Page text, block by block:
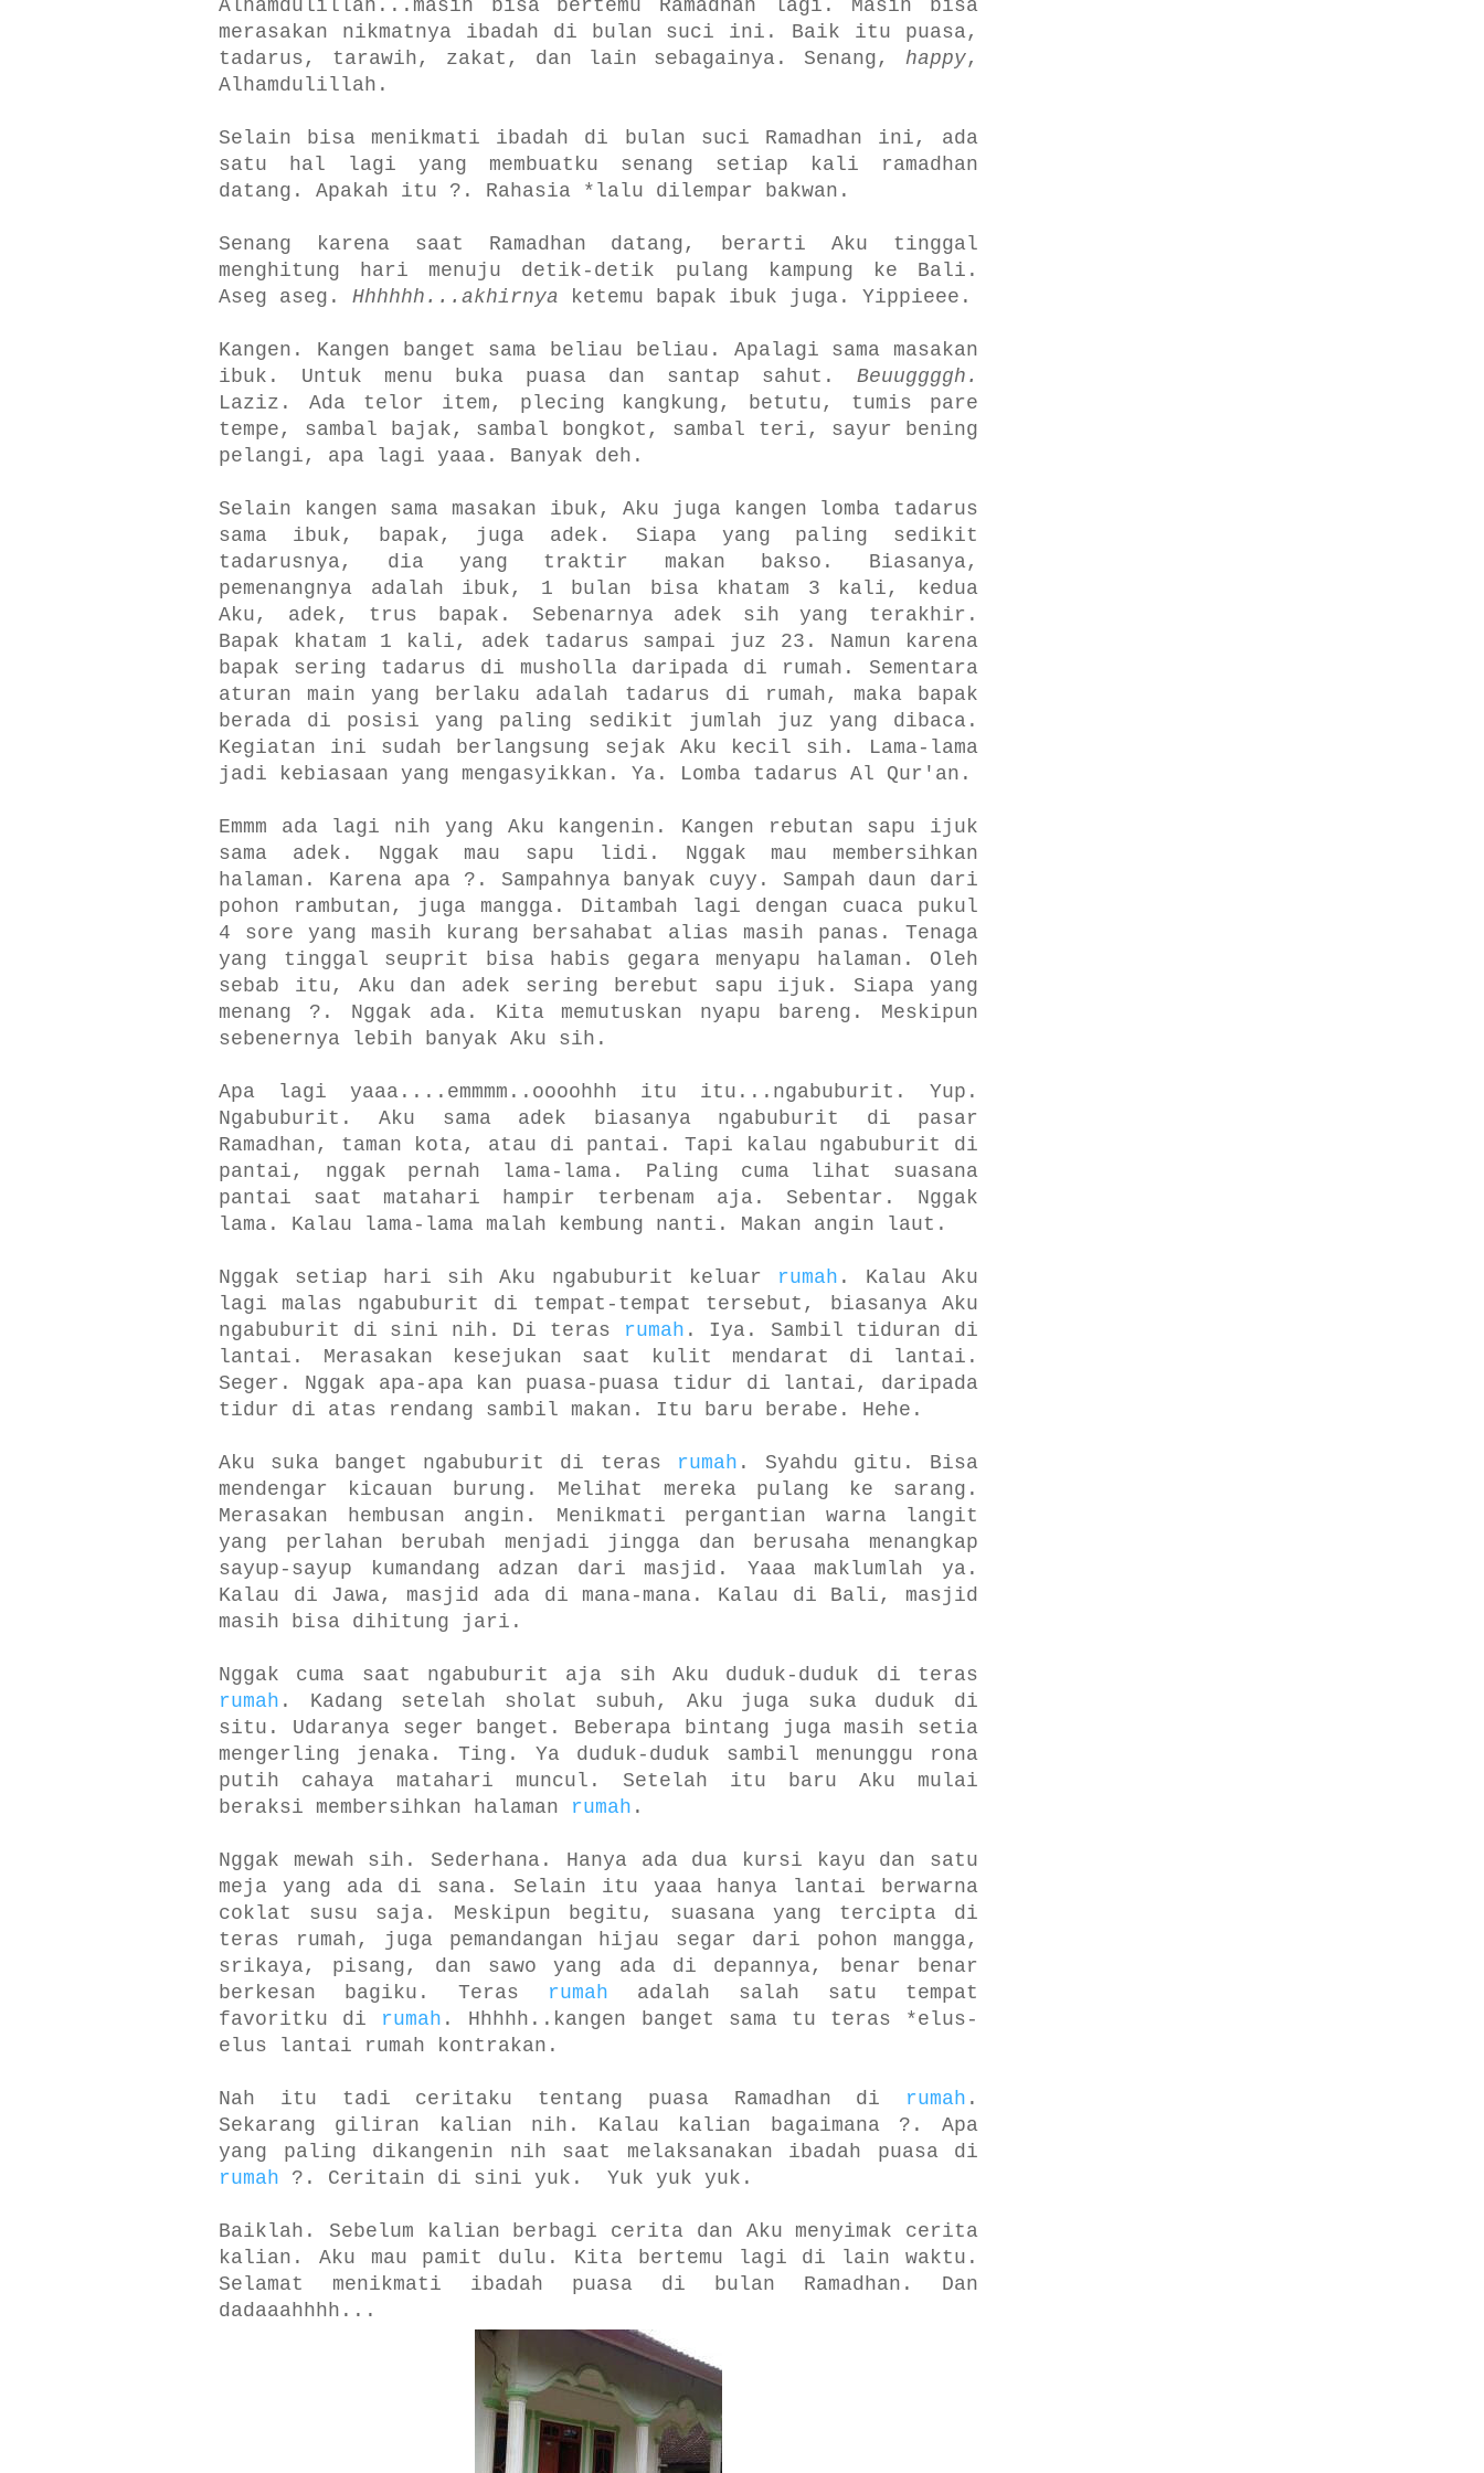
Alhamdulillah...masih bisa bertemu Ramadhan lagi. Masih bisa
merasakan nikmatnya ibadah di bulan suci ini. Baik itu puasa,
tadarus, tarawih, zakat, dan lain sebagainya. Senang, happy,
Alhamdulillah.
Selain bisa menikmati ibadah di bulan suci Ramadhan ini, ada
satu hal lagi yang membuatku senang setiap kali ramadhan
datang. Apakah itu ?. Rahasia *lalu dilempar bakwan.
Senang karena saat Ramadhan datang, berarti Aku tinggal
menghitung hari menuju detik-detik pulang kampung ke Bali.
Aseg aseg. Hhhhhh...akhirnya ketemu bapak ibuk juga. Yippieee.
Kangen. Kangen banget sama beliau beliau. Apalagi sama masakan
ibuk. Untuk menu buka puasa dan santap sahut. Beuuggggh.
Laziz. Ada telor item, plecing kangkung, betutu, tumis pare
tempe, sambal bajak, sambal bongkot, sambal teri, sayur bening
pelangi, apa lagi yaaa. Banyak deh.
Selain kangen sama masakan ibuk, Aku juga kangen lomba tadarus
sama ibuk, bapak, juga adek. Siapa yang paling sedikit
tadarusnya, dia yang traktir makan bakso. Biasanya,
pemenangnya adalah ibuk, 1 bulan bisa khatam 3 kali, kedua
Aku, adek, trus bapak. Sebenarnya adek sih yang terakhir.
Bapak khatam 1 kali, adek tadarus sampai juz 23. Namun karena
bapak sering tadarus di musholla daripada di rumah. Sementara
aturan main yang berlaku adalah tadarus di rumah, maka bapak
berada di posisi yang paling sedikit jumlah juz yang dibaca.
Kegiatan ini sudah berlangsung sejak Aku kecil sih. Lama-lama
jadi kebiasaan yang mengasyikkan. Ya. Lomba tadarus Al Qur'an.
Emmm ada lagi nih yang Aku kangenin. Kangen rebutan sapu ijuk
sama adek. Nggak mau sapu lidi. Nggak mau membersihkan
halaman. Karena apa ?. Sampahnya banyak cuyy. Sampah daun dari
pohon rambutan, juga mangga. Ditambah lagi dengan cuaca pukul
4 sore yang masih kurang bersahabat alias masih panas. Tenaga
yang tinggal seuprit bisa habis gegara menyapu halaman. Oleh
sebab itu, Aku dan adek sering berebut sapu ijuk. Siapa yang
menang ?. Nggak ada. Kita memutuskan nyapu bareng. Meskipun
sebenernya lebih banyak Aku sih.
Apa lagi yaaa....emmmm..oooohhh itu itu...ngabuburit. Yup.
Ngabuburit. Aku sama adek biasanya ngabuburit di pasar
Ramadhan, taman kota, atau di pantai. Tapi kalau ngabuburit di
pantai, nggak pernah lama-lama. Paling cuma lihat suasana
pantai saat matahari hampir terbenam aja. Sebentar. Nggak
lama. Kalau lama-lama malah kembung nanti. Makan angin laut.
Nggak setiap hari sih Aku ngabuburit keluar rumah . Kalau Aku
lagi malas ngabuburit di tempat-tempat tersebut, biasanya Aku
ngabuburit di sini nih. Di teras
rumah . Iya. Sambil tiduran di
lantai. Merasakan kesejukan saat kulit mendarat di lantai.
Seger. Nggak apa-apa kan puasa-puasa tidur di lantai, daripada
tidur di atas rendang sambil makan. Itu baru berabe. Hehe.
Aku suka banget ngabuburit di teras rumah . Syahdu gitu. Bisa
mendengar kicauan burung. Melihat mereka pulang ke sarang.
Merasakan hembusan angin. Menikmati pergantian warna langit
yang perlahan berubah menjadi jingga dan berusaha menangkap
sayup-sayup kumandang adzan dari masjid. Yaaa maklumlah ya.
Kalau di Jawa, masjid ada di mana-mana. Kalau di Bali, masjid
masih bisa dihitung jari.
Nggak cuma saat ngabuburit aja sih Aku duduk-duduk di teras
rumah . Kadang setelah sholat subuh, Aku juga suka duduk di
situ. Udaranya seger banget. Beberapa bintang juga masih setia
mengerling jenaka. Ting. Ya duduk-duduk sambil menunggu rona
putih cahaya matahari muncul. Setelah itu baru Aku mulai
beraksi membersihkan halaman rumah .
Nggak mewah sih. Sederhana. Hanya ada dua kursi kayu dan satu
meja yang ada di sana. Selain itu yaaa hanya lantai berwarna
coklat susu saja. Meskipun begitu, suasana yang tercipta di
teras rumah, juga pemandangan hijau segar dari pohon mangga,
srikaya, pisang, dan sawo yang ada di depannya, benar benar
berkesan bagiku. Teras rumah adalah salah satu tempat
favoritku di rumah . Hhhhh..kangen banget sama tu teras *elus-
elus lantai rumah kontrakan.
Nah itu tadi ceritaku tentang puasa Ramadhan di rumah .
Sekarang giliran kalian nih. Kalau kalian bagaimana ?. Apa
yang paling dikangenin nih saat melaksanakan ibadah puasa di
rumah ?. Ceritain di sini yuk. Yuk yuk yuk.
Baiklah. Sebelum kalian berbagi cerita dan Aku menyimak cerita
kalian. Aku mau pamit dulu. Kita bertemu lagi di lain waktu.
Selamat menikmati ibadah puasa di bulan Ramadhan. Dan
dadaaahhhh...